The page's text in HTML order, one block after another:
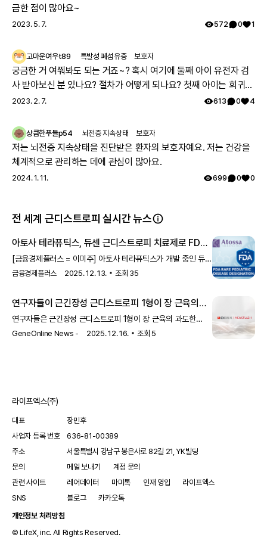
금한 점이 많아요~
2023. 5. 7. 572 0 1
고마운여우t89 특발성 폐섬유증 보호자
궁금한 거 여쭤봐도 되는 거죠~? 혹시 여기에 둘째 아이 유전자 검
사 받아보신 분 있나요? 절차가 어떻게 되나요? 첫째 아이는 희귀질
환 진단받았고, 당시에 애기 아빠랑 저랑 유전자 검사했는데 돌연변
걱정스러워서리.. 다들 몇주차에 무슨 검사하셨나요? 도움 좀 주심
감사하겠습니다.
2023. 2. 7. 613 0 4
상큼한푸들p54 뇌전증 지속상태 보호자
저는 뇌전증 지속상태을 진단받은 환자의 보호자예요. 저는 건강을
체계적으로 관리하는 데에 관심이 많아요.
2024. 1. 11. 699 0 0
전 세계 근디스트로피 실시간 뉴스
아토사 테라퓨틱스, 듀센 근디스트로피 치료제로 FDA
희귀 소아 질환 지위 획득 - 금융경제플러스
[금융경제플러스 = 이미주] 아토사 테라퓨틱스가 개발 중인 듀센
근디스트로피(DMD) 치료제 (Z)-엔독시펜이 미국 FDA로부터
금융경제플러스 2025. 12. 13. 조회 35
연구자들이 근긴장성 근디스트로피 1형이 장 근육의
과도한 수축을 유발하는 방법을 규명
연구자들은 근긴장성 근디스트로피 1형이 장 근육의 과도한
수축을 유발하는 메커니즘을 밝혀냈습니다. 이 발견은 질병의
GeneOnline News - 2025. 12. 16. 조회 5
라이프엑스(주)
대표
장민후
사업자 등록 번호
636-81-00389
주소
서울특별시 강남구 봉은사로 82길 21, YK빌딩
문의
메일 보내기
계정 문의
관련 사이트
레어데이터 마미톡 인재 영입
라이프엑스
SNS
블로그
카카오톡
개인정보 처리방침
© LifeX, inc. All Rights Reserved.